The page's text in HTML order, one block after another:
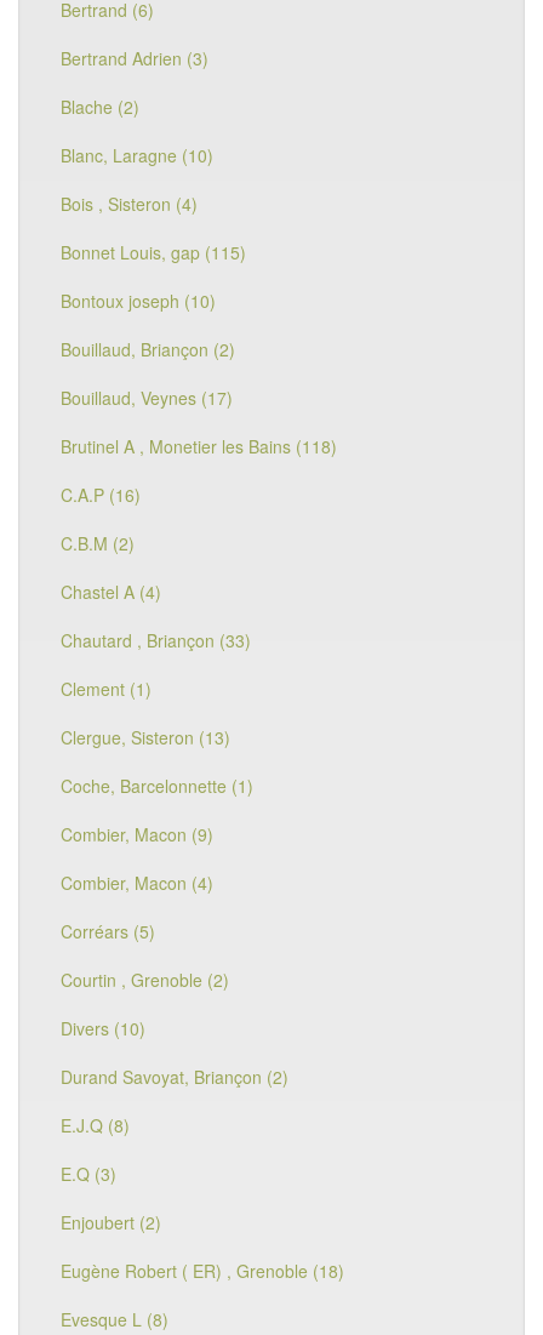
Bertrand (6)
Bertrand Adrien (3)
Blache (2)
Blanc, Laragne (10)
Bois , Sisteron (4)
Bonnet Louis, gap (115)
Bontoux joseph (10)
Bouillaud, Briançon (2)
Bouillaud, Veynes (17)
Brutinel A , Monetier les Bains (118)
C.A.P (16)
C.B.M (2)
Chastel A (4)
Chautard , Briançon (33)
Clement (1)
Clergue, Sisteron (13)
Coche, Barcelonnette (1)
Combier, Macon (9)
Combier, Macon (4)
Corréars (5)
Courtin , Grenoble (2)
Divers (10)
Durand Savoyat, Briançon (2)
E.J.Q (8)
E.Q (3)
Enjoubert (2)
Eugène Robert ( ER) , Grenoble (18)
Evesque L (8)